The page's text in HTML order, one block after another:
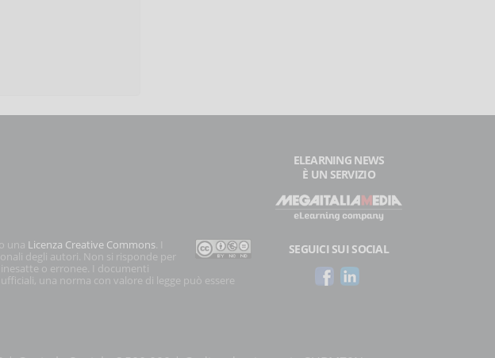
una Licenza Creative Commons
degli autori. Non si risponde per
o erronee. I documenti
una norma con valore di legge può essere
ELEARNING NEWS
È UN SERVIZIO
SEGUICI SUI SOCIAL